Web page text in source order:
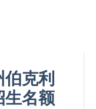
克利
生名额